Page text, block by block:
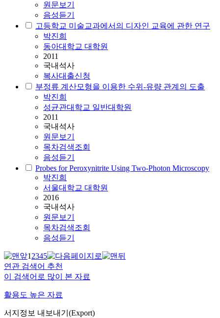
원문보기
음성듣기
고등학교 미술교과에서의 디자인 교육에 관한 연구
박진희
동아대학교 대학원
2011
국내석사
복사대출신청
부정류 계산모형을 이용한 수위-유량 관계의 도출
박진희
성균관대학교 일반대학원
2011
국내석사
원문보기
목차검색조회
음성듣기
Probes for Peroxynitrite Using Two-Photon Microscopy
박진희
서울대학교 대학원
2016
국내석사
원문보기
목차검색조회
음성듣기
12345
연관 검색어 추천
이 검색어로 많이 본 자료
활용도 높은 자료
서지정보 내보내기(Export)